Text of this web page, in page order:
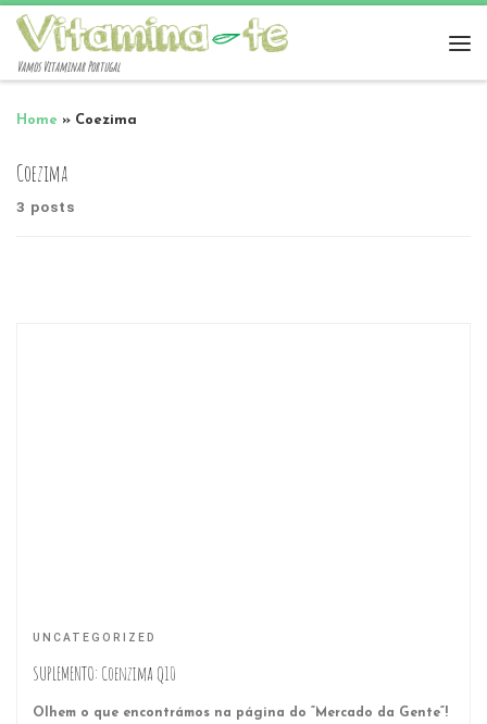
Vamos Vitaminar Portugal
Home » Coezima
Coezima
3 posts
UNCATEGORIZED
SUPLEMENTO: Coenzima Q10
Olhem o que encontrámos na página do “Mercado da Gente“!